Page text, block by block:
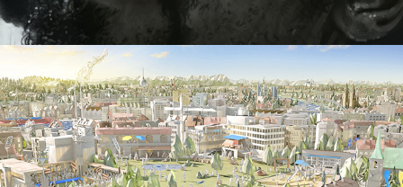
Fernsehlotterie